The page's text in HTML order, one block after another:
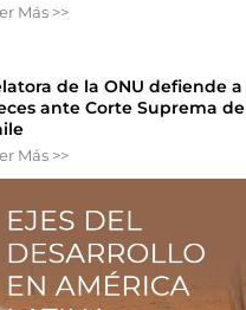
Más >>
de la ONU defiende a
ante Corte Suprema de
Más >>